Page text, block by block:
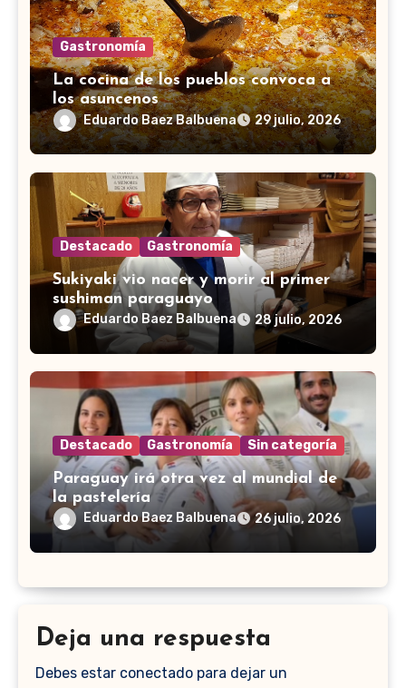
Gastronomía
La cocina de los pueblos convoca a
los asuncenos
Eduardo Baez Balbuena 29 julio, 2026
Destacado Gastronomía
Sukiyaki vio nacer y morir al primer
sushiman paraguayo
Eduardo Baez Balbuena 28 julio, 2026
Destacado Gastronomía Sin categoría
Paraguay irá otra vez al mundial de
la pastelería
Eduardo Baez Balbuena 26 julio, 2026
Deja una respuesta
Debes estar conectado para dejar un